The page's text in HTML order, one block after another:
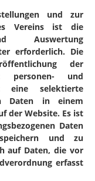
und zur
Vereins ist die
Auswertung
erforderlich. Die
der
personen- und
eine selektierte
Daten in einem
der Website. Es ist
Daten
und zu
auf Daten, die vor
erfasst